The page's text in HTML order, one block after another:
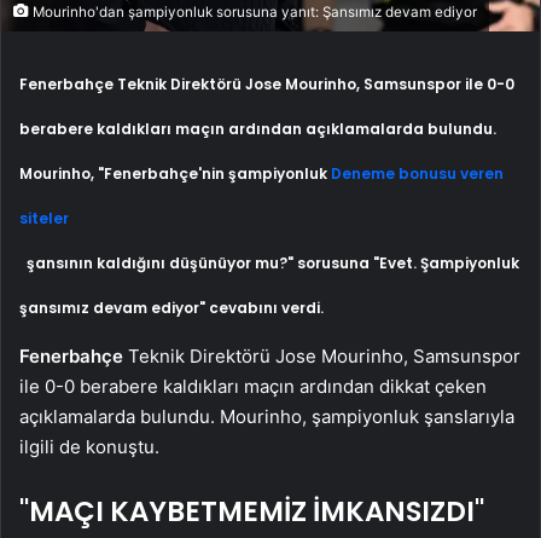
Mourinho'dan şampiyonluk sorusuna yanıt: Şansımız devam ediyor
Fenerbahçe Teknik Direktörü Jose Mourinho, Samsunspor ile 0-0
berabere kaldıkları maçın ardından açıklamalarda bulundu.
Mourinho, "Fenerbahçe'nin şampiyonluk Deneme bonusu veren
siteler
şansının kaldığını düşünüyor mu?" sorusuna "Evet. Şampiyonluk
şansımız devam ediyor" cevabını verdi.
Fenerbahçe Teknik Direktörü Jose Mourinho, Samsunspor
ile 0-0 berabere kaldıkları maçın ardından dikkat çeken
açıklamalarda bulundu. Mourinho, şampiyonluk şanslarıyla
ilgili de konuştu.
"MAÇI KAYBETMEMİZ İMKANSIZDI"